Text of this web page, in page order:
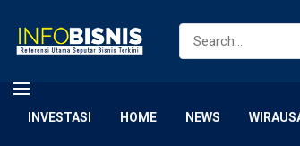
INVESTASI HOME NEWS